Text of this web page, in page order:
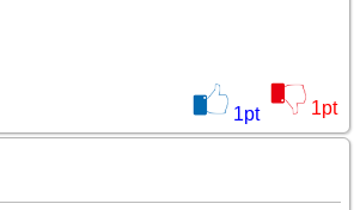
1pt 1pt